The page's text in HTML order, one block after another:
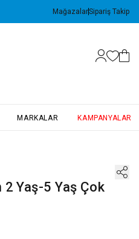
MağazalarSipariş Takip
MARKALAR KAMPANYALAR
Yaş-5 Yaş Çok